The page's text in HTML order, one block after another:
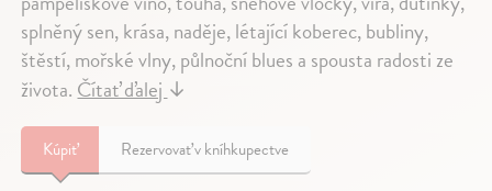
splněný sen, krása, naděje, létající koberec, bubliny,
štěstí, mořské vlny, půlnoční blues a spousta radosti ze
života.Čítať ďalej↓
Kúpiť Rezervovať v kníhkupectve